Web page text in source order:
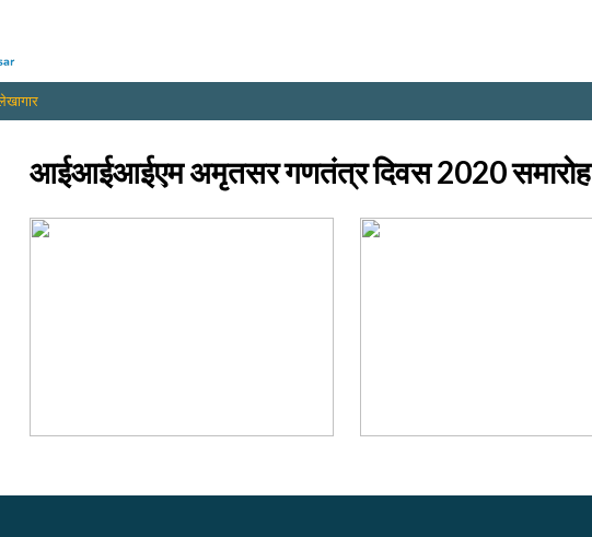
आईआईआईएम अमृतसर गणतंत्र दिवस 2020 समारोह